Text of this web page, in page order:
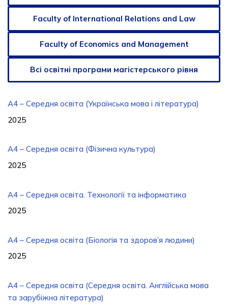
Faculty of International Relations and Law
Faculty of Economics and Management
Всі освітні програми магістерського рівня
A4 – Середня освіта (Українська мова і література)
2025
A4 – Середня освіта (Фізична культура)
2025
A4 – Середня освіта. Технології та інформатика
2025
A4 – Середня освіта (Біологія та здоров’я людини)
2025
A4 – Середня освіта (Середня освіта. Англійська мова
та зарубіжна література)